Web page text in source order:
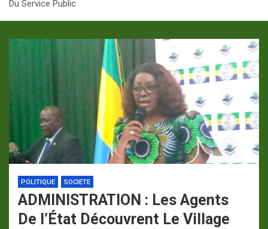
Du Service Public
POLITIQUE SOCIETE
ADMINISTRATION : Les Agents
De l’État Découvrent Le Village
p